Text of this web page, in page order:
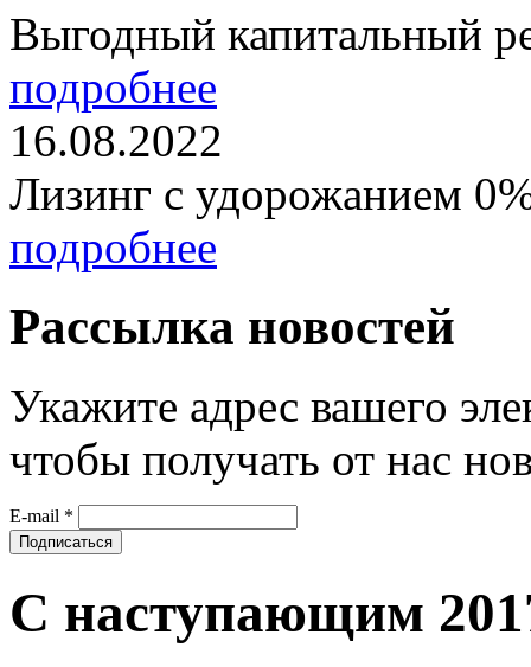
Выгодный капитальный
подробнее
16.08.2022
Лизинг с удорожанием
подробнее
Рассылка новостей
Укажите адрес вашего
чтобы получать от нас
E-mail *
С наступающим